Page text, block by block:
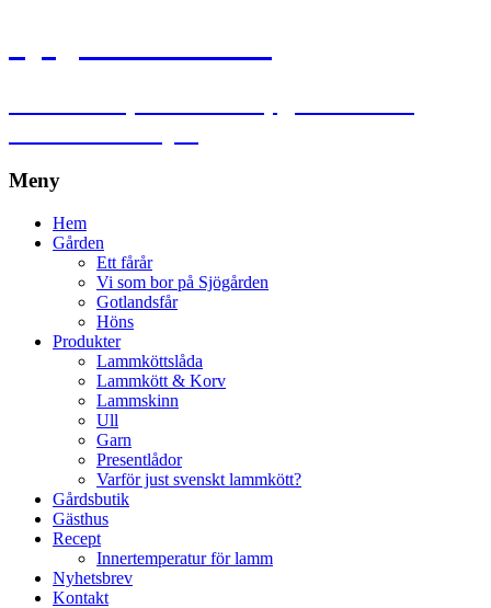
Meny
HoppaHem
Gården
Ett fårår
Vi som bor på Sjögården
Gotlandsfår
Höns
Produkter
Lammköttslåda
Lammkött & Korv
Lammskinn
Ull
Garn
Presentlådor
Varför just svenskt lammkött?
Gårdsbutik
Gästhus
Recept
Innertemperatur för lamm
Nyhetsbrev
Kontakt